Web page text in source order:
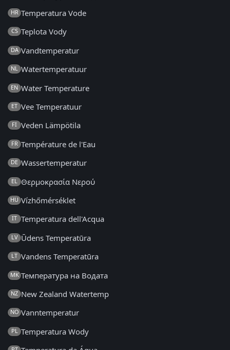
HR Temperatura Vode
CS Teplota Vody
DA Vandtemperatur
NL Watertemperatuur
EN Water Temperature
ET Vee Temperatuur
FI Veden Lämpötila
FR Température de l'Eau
DE Wassertemperatur
EL Θερμοκρασία Νερού
HU Vízhőmérséklet
IT Temperatura dell'Acqua
LV Ūdens Temperatūra
LT Vandens Temperatūra
MK Температура на Водата
NZ New Zealand Watertemp
NO Vanntemperatur
PL Temperatura Wody